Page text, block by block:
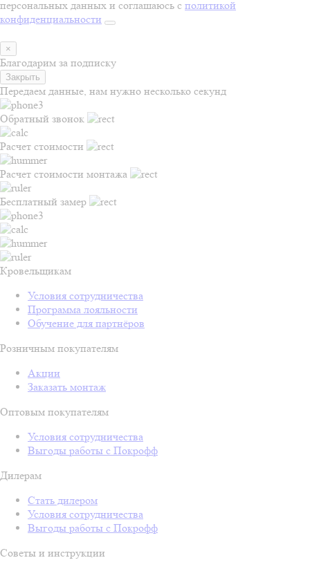
персональных данных и соглашаюсь с политикой
конфиденциальности
×
Благодарим за подписку
Закрыть
Передаем данные, нам нужно несколько секунд
Обратный звонок
Расчет стоимости
Расчет стоимости монтажа
Бесплатный замер
Кровельщикам
Условия сотрудничества
Программа лояльности
Обучение для партнёров
Розничным покупателям
Акции
Заказать монтаж
Оптовым покупателям
Условия сотрудничества
Выгоды работы с Покрофф
Дилерам
Стать дилером
Условия сотрудничества
Выгоды работы с Покрофф
Советы и инструкции